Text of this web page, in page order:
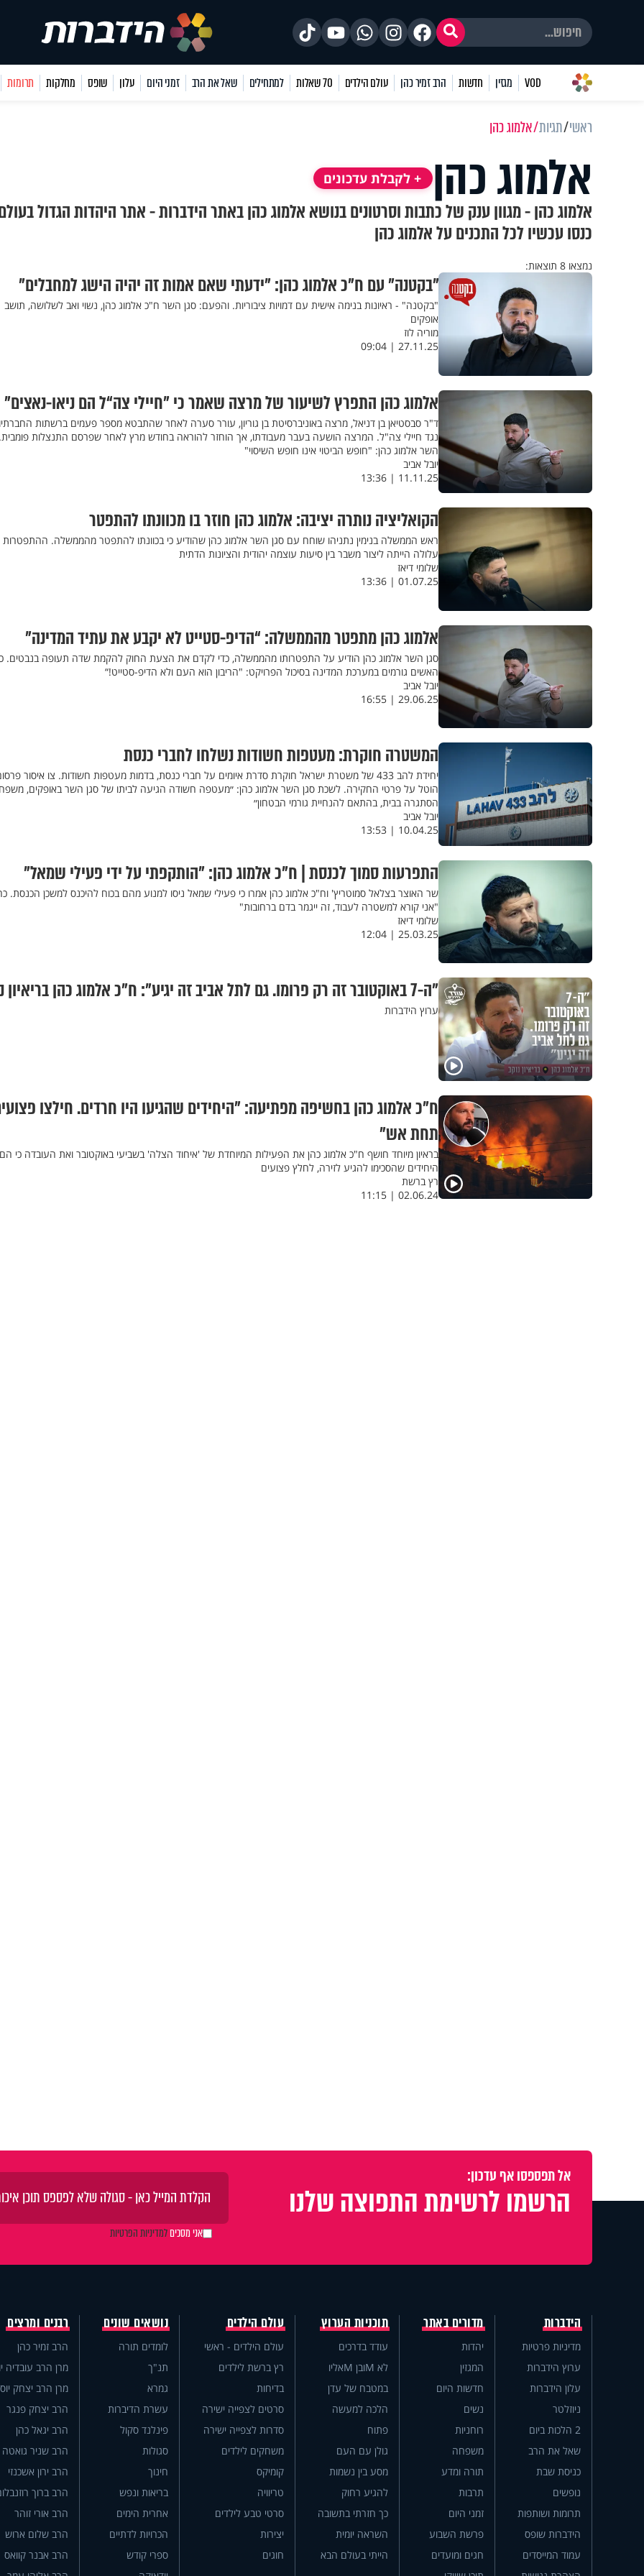
VOD מגזין חדשות הרב זמיר כהן עולם הילדים 70 שאלות למתחילים שאל את הרב זמני היום עלון שופס מחלקות תרומות
ראשי תגיות אלמוג כהן
אלמוג כהן + לקבלת עדכונים
אלמוג כהן - מגוון ענק של כתבות וסרטונים בנושא אלמוג כהן באתר הידברות - אתר היהדות הגדול
כנסו עכשיו לכל התכנים על אלמוג כהן
נמצאו 8 תוצאות:
"בקטנה" עם ח"כ אלמוג כהן: "ידעתי שאם אמות זה יהיה הישג למחבלים"
"בקטנה" - ראיונות בנימה אישית עם דמויות ציבוריות. והפעם: סגן השר ח"כ אלמוג כהן, נשוי ואב לשלושה, תושב
אופקים
מוריה לוז
27.11.25 | 09:04
אלמוג כהן התפרץ לשיעור של מרצה שאמר כי "חיילי צה“ל הם ניאו-נאצים"
ד"ר סבסטיאן בן דניאל, מרצה באוניברסיטת בן גוריון, עורר סערה לאחר שהתבטא מספר פעמים ברשתות
נגד חיילי צה"ל. המרצה הושעה בעבר מעבודתו, אך הוחזר להוראה בחודש מרץ לאחר שפרסם התנצלות
השר אלמוג כהן: "חופש הביטוי אינו חופש השיסוי"
יובל אביב
11.11.25 | 13:36
הקואליציה נותרה יציבה: אלמוג כהן חוזר בו מכוונתו להתפטר
ראש הממשלה בנימין נתניהו שוחח עם סגן השר אלמוג כהן שהודיע כי בכוונתו להתפטר מהממשלה. ההתפטרות
עלולה הייתה ליצור משבר בין סיעות עוצמה יהודית והציונות הדתית
שלומי דיאז
01.07.25 | 13:36
אלמוג כהן מתפטר מהממשלה: “הדיפ-סטייט לא יקבע את עתיד המדינה”
סגן השר אלמוג כהן הודיע על התפטרותו מהממשלה, כדי לקדם את הצעת החוק להקמת שדה תעופה בנבטים.
האשים גורמים במערכת המדינה בסיכול הפרויקט: "הריבון הוא העם ולא הדיפ-סטייט!“
יובל אביב
29.06.25 | 16:55
המשטרה חוקרת: מעטפות חשודות נשלחו לחברי כנסת
יחידת להב 433 של משטרת ישראל חוקרת סדרת איומים על חברי כנסת, בדמות מעטפות חשודות. צו איסור
הוטל על פרטי החקירה. לשכת סגן השר אלמוג כהן: ״מעטפה חשודה הגיעה לביתו של סגן השר באופקים,
הסתגרה בבית, בהתאם להנחיית גורמי הבטחון״
יובל אביב
10.04.25 | 13:53
התפרעות סמוך לכנסת | ח"כ אלמוג כהן: "הותקפתי על ידי פעילי שמאל"
שר האוצר בצלאל סמוטריץ' וח"כ אלמוג כהן אמרו כי פעילי שמאל ניסו למנוע מהם בכוח להיכנס למשכן הכנסת.
"אני קורא למשטרה לעבוד, זה ייגמר בדם ברחובות"
שלומי דיאז
25.03.25 | 12:04
"ה-7 באוקטובר זה רק פרומו. גם לתל אביב זה יגיע": ח"כ אלמוג כהן בריאיון נוקב
ערוץ הידברות
ח"כ אלמוג כהן בחשיפה מפתיעה: "היחידים שהגיעו היו חרדים. חילצו
תחת אש"
בראיון מיוחד חושף ח"כ אלמוג כהן את הפעילות המיוחדת של 'איחוד הצלה' בשביעי באוקטובר ואת העובדה כי הם
היחידים שהסכימו להגיע לזירה, לחלץ פצועים
רץ ברשת
02.06.24 | 11:15
אל תפספסו אף עדכון:
הרשמו לרשימת התפוצה שלנו
אני מסכיםלמדיניות הפרטיות
הידברות
מדיניות פרטיות
ערוץ הידברות
עלון הידברות
ניוזלטר
2 הלכות ביום
שאל את הרב
כניסת שבת
נופשים
תרומות ושותפות
הידברות שופס
עמוד המייסדים
מדורים באתר
יהדות
המגזין
חדשות היום
נשים
רוחניות
משפחה
תורה ומדע
תרבות
זמני היום
פרשת השבוע
חגים ומועדים
תוכניות הערוץ
עודד בדרכים
לא Mובן Mאליו
במטבח של עדן
הלכה למעשה
פתוח
גולן עם העם
מסע בין נשמות
להגיע רחוק
כך חזרתי בתשובה
השראה יומית
הייתי בעולם הבא
עולם הילדים
עולם הילדים - ראשי
רץ ברשת לילדים
בדיחות
סרטים לצפייה ישירה
סדרות לצפייה ישירה
משחקים לילדים
קומיקס
טריוויה
סרטי טבע לילדים
יצירות
חוגים
נושאים שונים
לומדים תורה
תנ"ך
גמרא
עשרת הדיברות
פינלנד סקול
סגולות
חינוך
בריאות ונפש
אחרית הימים
הכרויות לדתיים
ספרי קודש
רבנים ומרצים
הרב זמיר כהן
מרן הרב עובדיה
מרן הרב יצחק
הרב יצחק פנגר
הרב יגאל כהן
הרב שניר גואטה
הרב ירון אשכנזי
הרב ברוך
הרב אורי זוהר
הרב שלום ארוש
הרב אבנר קוואס